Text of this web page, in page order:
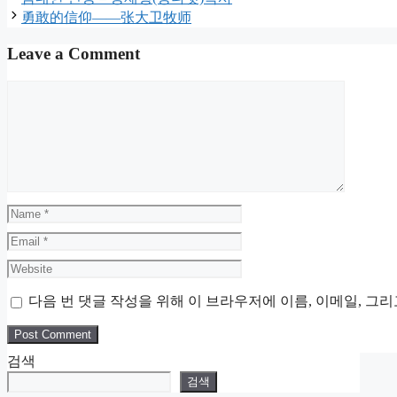
勇敢的信仰——张大卫牧师
Leave a Comment
Name
Email
Website
다음 번 댓글 작성을 위해 이 브라우저에 이름, 이메일, 그
검색
검색